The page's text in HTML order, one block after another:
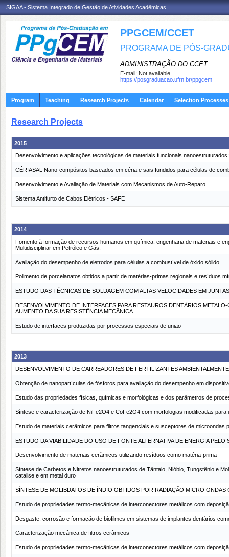
SIGAA - Sistema Integrado de Gestão de Atividades Acadêmicas
PPGCEM/CCET
PROGRAMA DE PÓS-
ADMINISTRAÇÃO DO CCET
E-mail: Not available
https://posgraduacao.ufrn.br/ppgcem
Program Teaching Research Projects Calendar Selection Processes
Research Projects
2015
Desenvolvimento e aplicações tecnológicas de materiais funcionais
CÉRIASAL Nano-compósitos baseados em céria e sais fundidos para células de
Desenvolvimento e Avaliação de Materiais com Mecanismos de Auto-Reparo
Sistema Antifurto de Cabos Elétricos - SAFE
2014
Fomento à formação de recursos humanos em química, engenharia de materiais e
Multidisciplinar em Petróleo e Gás.
Avaliação do desempenho de eletrodos para células a combustível de óxido sólido
Polimento de porcelanatos obtidos a partir de matérias-primas regionais e resíduos
ESTUDO DAS TÉCNICAS DE SOLDAGEM COM ALTAS VELOCIDADES EM
DESENVOLVIMENTO DE INTERFACES PARA RESTAUROS DENTÁRIOS
AUMENTO DA SUA RESISTÊNCIA MECÂNICA
Estudo de interfaces produzidas por processos especiais de uniao
2013
DESENVOLVIMENTO DE CARREADORES DE FERTILIZANTES
Obtenção de nanopartículas de fósforos para avaliação do desempenho em
Estudo das propriedades físicas, químicas e morfológicas e dos parâmetros de
Síntese e caracterização de NiFe2O4 e CoFe2O4 com morfologias modificadas
Estudo de materiais cerâmicos para filtros tangenciais e susceptores de microondas
ESTUDO DA VIABILIDADE DO USO DE FONTE ALTERNATIVA DE ENERGIA
Desenvolvimento de materiais cerãmicos utilizando resíduos como matéria-prima
Síntese de Carbetos e Nitretos nanoestruturados de Tântalo, Nióbio, Tungstênio e
catalise e em metal duro
SÍNTESE DE MOLIBDATOS DE ÍNDIO OBTIDOS POR RADIAÇÃO MICRO
Estudo de propriedades termo-mecânicas de interconectores metálicos com
Desgaste, corrosão e formação de biofilmes em sistemas de implantes dentários
Caracterização mecânica de filtros cerâmicos
Estudo de propriedades termo-mecânicas de interconectores metálicos com